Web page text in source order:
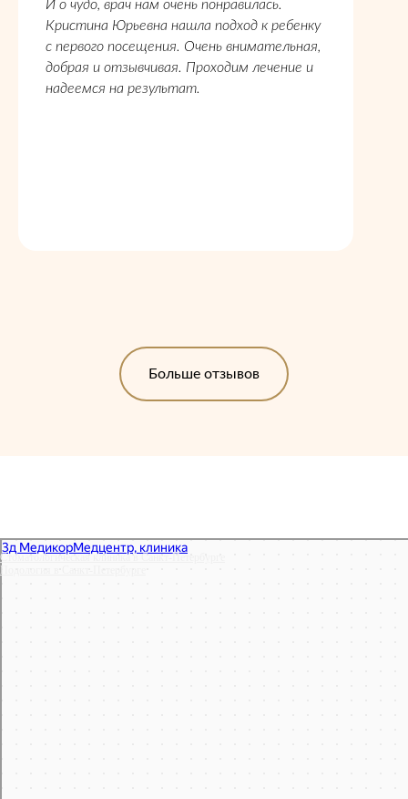
И о чудо, врач нам очень понравилась.
Кристина Юрьевна нашла подход к ребенку
с первого посещения. Очень внимательная,
добрая и отзывчивая. Проходим лечение и
надеемся на результат.
Больше отзывов
Стоматологическая клиника в Санкт‑Петербурге
Подология в Санкт‑Петербурге